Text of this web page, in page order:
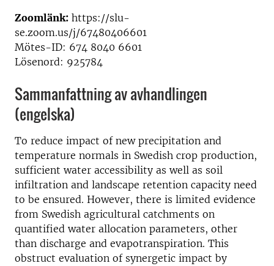
Zoomlänk: https://slu-
se.zoom.us/j/67480406601
Mötes-ID: 674 8040 6601
Lösenord: 925784
Sammanfattning av avhandlingen
(engelska)
To reduce impact of new precipitation and
temperature normals in Swedish crop production,
sufficient water accessibility as well as soil
infiltration and landscape retention capacity need
to be ensured. However, there is limited evidence
from Swedish agricultural catchments on
quantified water allocation parameters, other
than discharge and evapotranspiration. This
obstruct evaluation of synergetic impact by